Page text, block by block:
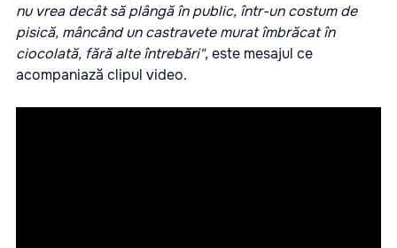
nu vrea decât să plângă în public, într-un costum de
pisică, mâncând un castravete murat îmbrăcat în
ciocolată, fără alte întrebări", este mesajul ce
acompaniază clipul video.